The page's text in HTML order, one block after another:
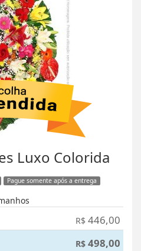
Luxo Colorida
Pague somente após a entrega
R$ 446,00
R$ 498,00